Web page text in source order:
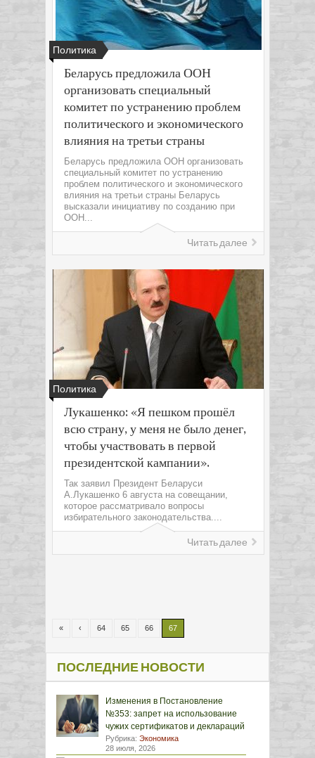
Политика
Беларусь предложила ООН
организовать специальный
комитет по устранению проблем
политического и экономического
влияния на третьи страны
Беларусь предложила ООН организовать
специальный комитет по устранению
проблем политического и экономического
влияния на третьи страны Беларусь
высказали инициативу по созданию при
ООН...
Читать далее
Политика
Лукашенко: «Я пешком прошёл
всю страну, у меня не было денег,
чтобы участвовать в первой
президентской кампании».
Так заявил Президент Беларуси
А.Лукашенко 6 августа на совещании,
которое рассматривало вопросы
избирательного законодательства....
Читать далее
« ‹ 64 65 66 67
ПОСЛЕДНИЕ НОВОСТИ
Изменения в Постановление
№353: запрет на использование
чужих сертификатов и деклараций
Рубрика: Экономика
28 июля, 2026